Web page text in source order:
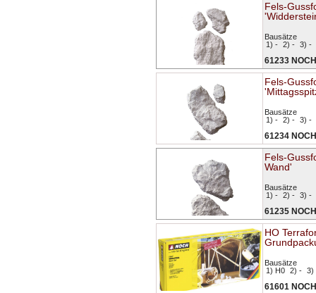
Fels-
Bausätze
1) - 2) - 3) -
61233 NOCH
Fels-
Bausätze
1) - 2) - 3) -
61234 NOCH
Fels-
Wand'
Bausätze
1) - 2) - 3) -
61235 NOCH
HO
Bausätze
1) H0 2) - 3)
61601 NOCH